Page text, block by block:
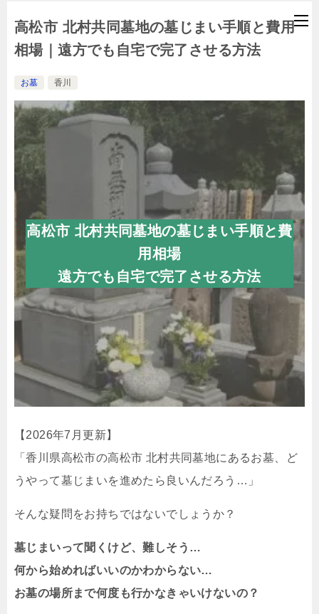
高松市 北村共同墓地の墓じまい手順と費用
相場｜遠方でも自宅で完了させる方法
お墓 香川
高松市 北村共同墓地の墓じまい手順と費
用相場
遠方でも自宅で完了させる方法
【2026年7月更新】
「香川県高松市の高松市 北村共同墓地にあるお墓、ど
うやって墓じまいを進めたら良いんだろう…」
そんな疑問をお持ちではないでしょうか？
墓じまいって聞くけど、難しそう…
何から始めればいいのかわからない…
お墓の場所まで何度も行かなきゃいけないの？